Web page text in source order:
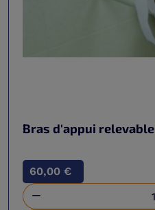
Bras d'appui
60,00 €
